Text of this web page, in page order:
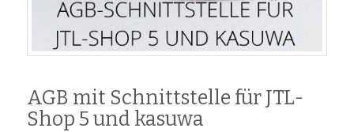
AGB mit Schnittstelle für JTL-
Shop 5 und kasuwa